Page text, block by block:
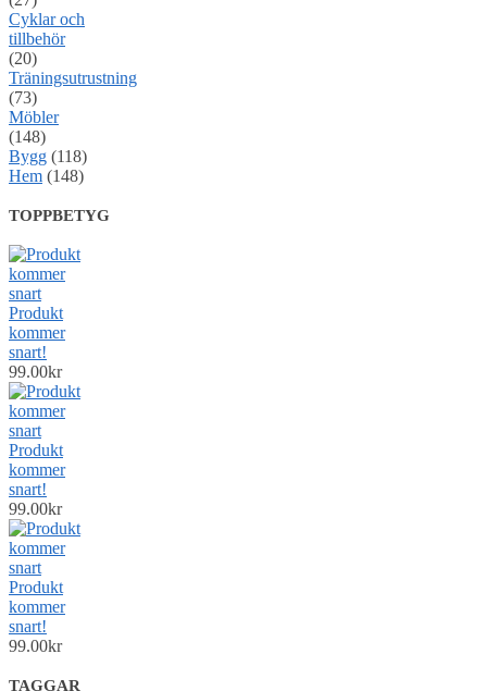
Cyklar och
tillbehör
(20)
Träningsutrustning
(73)
Möbler
(148)
Bygg (118)
Hem (148)
TOPPBETYG
Produkt
kommer
snart!
99.00kr
Produkt
kommer
snart!
99.00kr
Produkt
kommer
snart!
99.00kr
TAGGAR